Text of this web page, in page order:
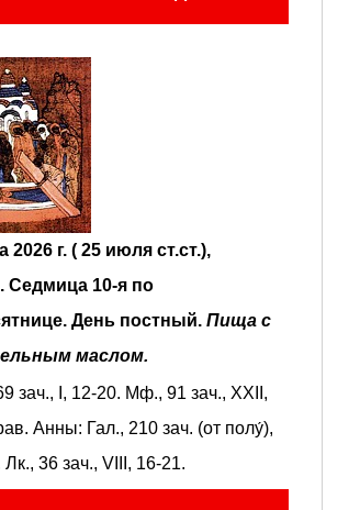
2026 г. ( 25 июля ст.ст.),
Седмица 10-я по
День постный. Пища с
маслом.
зач., I, 12-20. Мф., 91 зач., XXII,
Анны: Гал., 210 зач. (от полу́),
Лк., 36 зач., VIII, 16-21.